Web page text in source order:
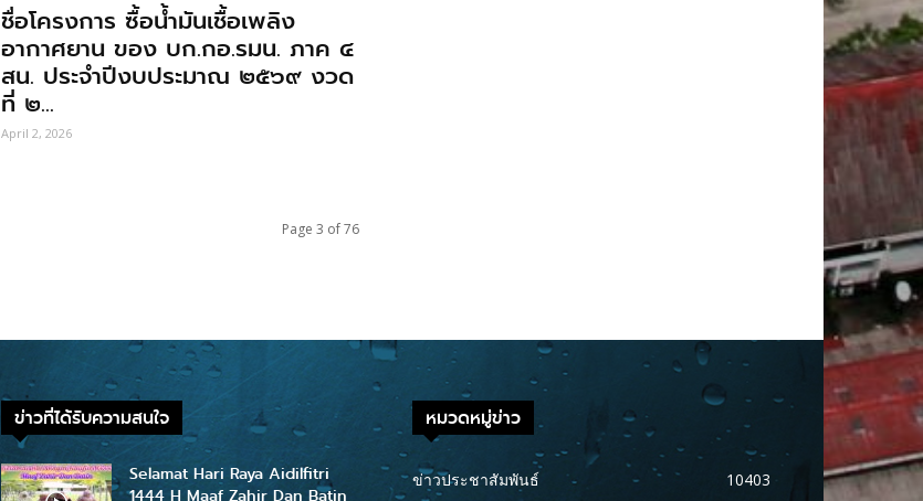
ชื่อโครงการ ซื้อนํ้ามันเชื้อเพลิง
อากาศยาน ของ บก.กอ.รมน. ภาค ๔
สน. ประจําปีงบประมาณ ๒๕๖๙ งวด
ที่ ๒...
April 2, 2026
Page 3 of 76
ข่าวที่ได้รับความสนใจ
Selamat Hari Raya Aidilfitri
1444 H Maaf Zahir Dan Batin
หมวดหมู่ข่าว
ข่าวประชาสัมพันธ์ 10403